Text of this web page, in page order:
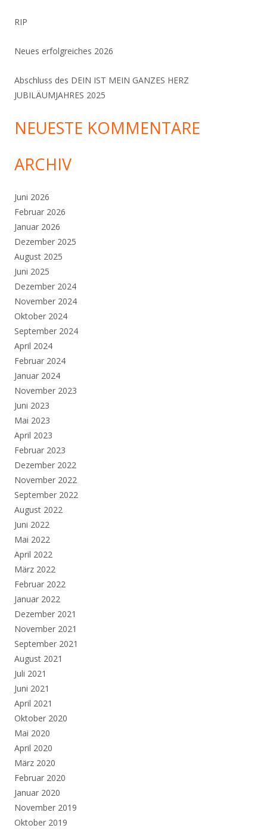
RIP
Neues erfolgreiches 2026
Abschluss des DEIN IST MEIN GANZES HERZ
JUBILÄUMJAHRES 2025
NEUESTE KOMMENTARE
ARCHIV
Juni 2026
Februar 2026
Januar 2026
Dezember 2025
August 2025
Juni 2025
Dezember 2024
November 2024
Oktober 2024
September 2024
April 2024
Februar 2024
Januar 2024
November 2023
Juni 2023
Mai 2023
April 2023
Februar 2023
Dezember 2022
November 2022
September 2022
August 2022
Juni 2022
Mai 2022
April 2022
März 2022
Februar 2022
Januar 2022
Dezember 2021
November 2021
September 2021
August 2021
Juli 2021
Juni 2021
April 2021
Oktober 2020
Mai 2020
April 2020
März 2020
Februar 2020
Januar 2020
November 2019
Oktober 2019